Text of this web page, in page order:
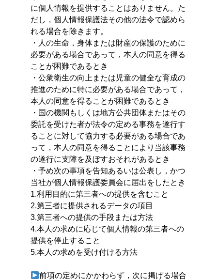
に個人情報を提供することはありません。た
だし，個人情報保護法その他の法令で認めら
れる場合を除きます。
・人の生命，身体または財産の保護のために
必要がある場合であって，本人の同意を得る
ことが困難であるとき
・公衆衛生の向上または児童の健全な育成の
推進のために特に必要がある場合であって，
本人の同意を得ることが困難であるとき
・国の機関もしくは地方公共団体またはその
委託を受けた者が法令の定める事務を遂行す
ることに対して協力する必要がある場合であ
って，本人の同意を得ることにより当該事務
の遂行に支障を及ぼすおそれがあるとき
・予め次の事項を告知あるいは公表し，かつ
当社が個人情報保護委員会に届出をしたとき
1.利用目的に第三者への提供を含むこと
2.第三者に提供されるデータの項目
3.第三者への提供の手段または方法
4.本人の求めに応じて個人情報の第三者への
提供を停止すること
5.本人の求めを受け付ける方法
前項の定めにかかわらず，次に掲げる場合